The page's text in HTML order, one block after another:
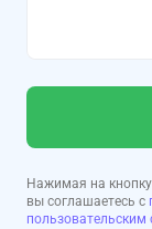
Нажимая на
вы соглашаетесь с
пользовательским